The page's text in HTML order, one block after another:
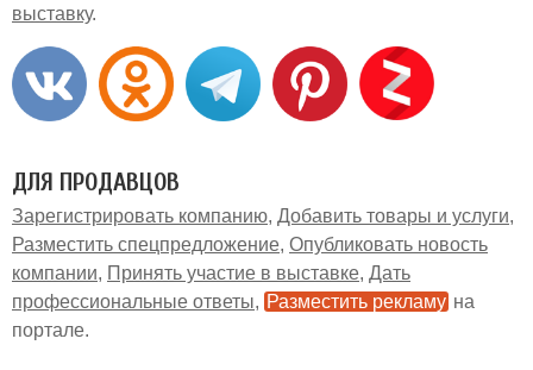
выставку
ДЛЯ ПРОДАВЦОВ
Зарегистрировать компанию Добавить товары и услуги
Разместить спецпредложение Опубликовать новость
компании
Принять участие в выставке Дать
профессиональные ответы
Разместить рекламу на
портале